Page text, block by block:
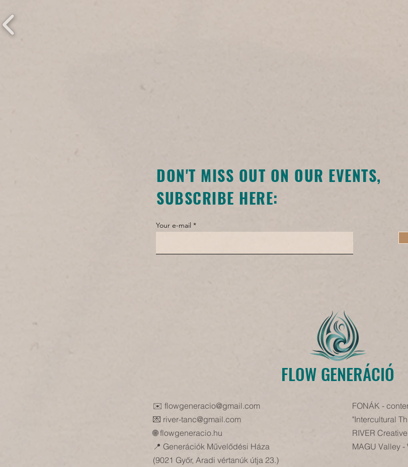
DON'T MISS OUT ON OUR EVENTS,
SUBSCRIBE HERE:
Your e-mail
FLOW GENERÁCIÓ
✉️ flowgeneracio@gmail.com
💌 river-tanc@gmail.com
🌐 flowgeneracio.hu
📍 Generációk Művelődési Háza
(9021 Győr, Aradi vértanúk útja 23.)
FONÁK -
"Intercultural
RIVER
MAGU Valley